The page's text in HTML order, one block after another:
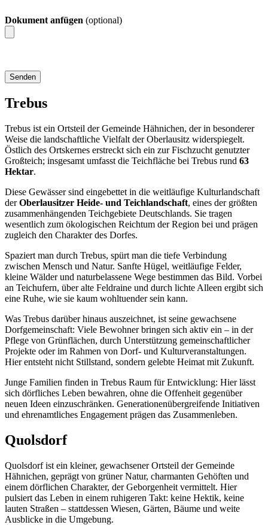
Dokument anfügen (optional)
Trebus
Trebus ist ein Ortsteil der Gemeinde Hähnichen, der in besonderer
Weise die landschaftliche Vielfalt der Oberlausitz widerspiegelt.
Östlich des Ortskernes erstreckt sich ein zur Fischzucht genutzter
Großteich; insgesamt umfasst die Teichfläche bei Trebus rund 63
Hektar.
Diese Gewässer sind eingebettet in die weitläufige Kulturlandschaft
derOberlausitzer Heide- und Teichlandschaft, eines der größten
zusammenhängenden Teichgebiete Deutschlands. Sie tragen
wesentlich zum ökologischen Reichtum der Region bei und prägen
zugleich den Charakter des Dorfes.
Spaziert man durch Trebus, spürt man die tiefe Verbindung
zwischen Mensch und Natur. Sanfte Hügel, weitläufige Felder,
kleine Wälder und naturbelassene Wege bestimmen das Bild. Vorbei
an Teichufern, über alte Feldraine und durch lichte Alleen ergibt sich
eine Ruhe, wie sie kaum wohltuender sein kann.
Was Trebus darüber hinaus auszeichnet, ist seine gewachsene
Dorfgemeinschaft: Viele Bewohner bringen sich aktiv ein – in der
Pflege von Grünflächen, durch Unterstützung gemeinschaftlicher
Projekte oder im Rahmen von Dorf- und Kulturveranstaltungen.
Hier entsteht nicht Stillstand, sondern gelebte Heimat mit Zukunft.
Junge Familien finden in Trebus Raum für Entwicklung: Hier lässt
sich dörfliches Leben bewahren, ohne die Offenheit gegenüber
neuen Ideen einzuschränken. Generationenübergreifende Initiativen
und ehrenamtliches Engagement prägen das Zusammenleben.
Quolsdorf
Quolsdorf ist ein kleiner, gewachsener Ortsteil der Gemeinde
Hähnichen, geprägt von grüner Natur, charmanten Gehöften und
einem dörflichen Charakter, der Geborgenheit vermittelt. Hier
pulsiert das Leben in einem ruhigeren Takt: keine Hektik, keine
lauten Straßen – stattdessen Wiesen, Gärten, Bäume und weite
Ausblicke in die Umgebung.